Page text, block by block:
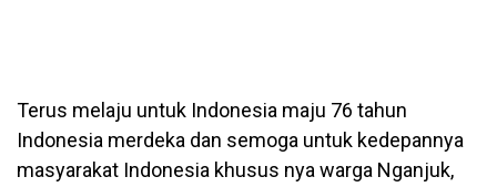
Terus melaju untuk Indonesia maju 76 tahun
Indonesia merdeka dan semoga untuk kedepannya
masyarakat Indonesia khusus nya warga Nganjuk,